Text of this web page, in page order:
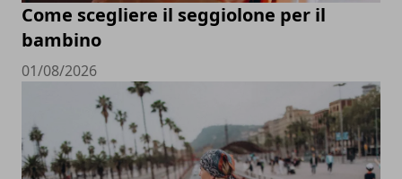
Come scegliere il seggiolone per il
bambino
01/08/2026